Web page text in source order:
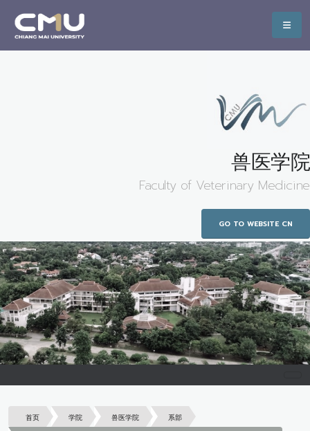
兽医学院
Faculty of Veterinary Medicine
GO TO WEBSITE CN
首页 学院 兽医学院
系部